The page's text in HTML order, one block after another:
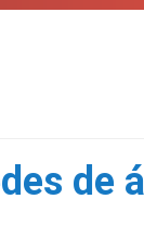
de